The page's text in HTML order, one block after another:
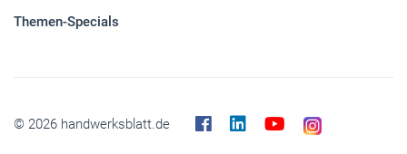
Themen-Specials
© 2026 handwerksblatt.de